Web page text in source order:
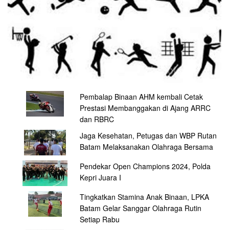
Pembalap Binaan AHM kembali Cetak
Prestasi Membanggakan di Ajang ARRC
dan RBRC
Jaga Kesehatan, Petugas dan WBP Rutan
Batam Melaksanakan Olahraga Bersama
Pendekar Open Champions 2024, Polda
Kepri Juara I
Tingkatkan Stamina Anak Binaan, LPKA
Batam Gelar Sanggar Olahraga Rutin
Setiap Rabu